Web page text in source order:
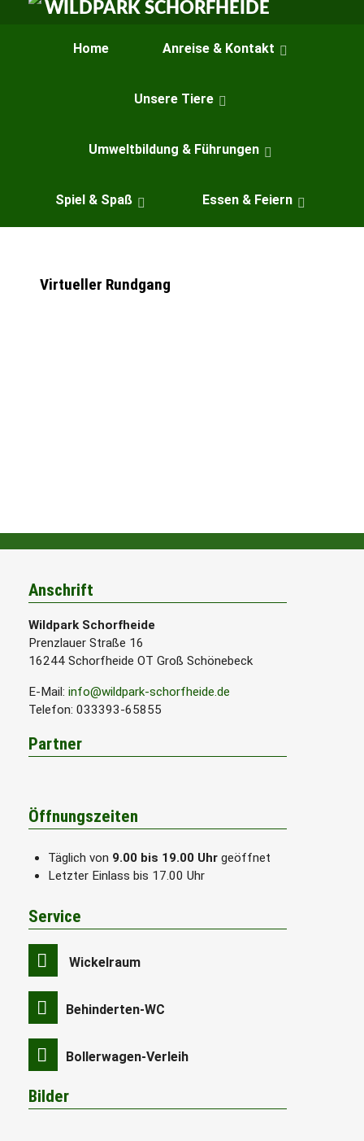
Home Anreise & Kontakt
Unsere Tiere
Umweltbildung & Führungen
Spiel & Spaß Essen & Feiern
Virtueller Rundgang
Anschrift
Wildpark Schorfheide
Prenzlauer Straße 16
16244 Schorfheide OT Groß Schönebeck
E-Mail: info@wildpark-schorfheide.de
Telefon: 033393-65855
Partner
Öffnungszeiten
Täglich von 9.00 bis 19.00 Uhr geöffnet
Letzter Einlass bis 17.00 Uhr
Service
Wickelraum
Behinderten-WC
Bollerwagen-Verleih
Bilder